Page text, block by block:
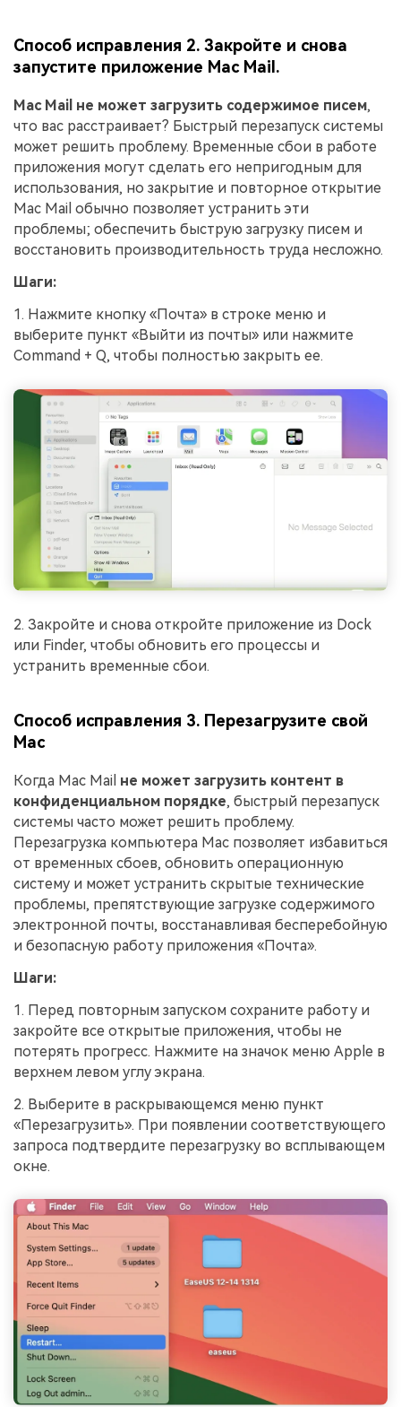
Способ исправления 2. Закройте и снова
запустите приложение Mac Mail.
Mac Mail не может загрузить содержимое писем,
что вас расстраивает? Быстрый перезапуск системы
может решить проблему. Временные сбои в работе
приложения могут сделать его непригодным для
использования, но закрытие и повторное открытие
Mac Mail обычно позволяет устранить эти
проблемы; обеспечить быструю загрузку писем и
восстановить производительность труда несложно.
Шаги:
1. Нажмите кнопку «Почта» в строке меню и
выберите пункт «Выйти из почты» или нажмите
Command + Q, чтобы полностью закрыть ее.
2. Закройте и снова откройте приложение из Dock
или Finder, чтобы обновить его процессы и
устранить временные сбои.
Способ исправления 3. Перезагрузите свой
Mac
Когда Mac Mail не может загрузить контент в
конфиденциальном порядке, быстрый перезапуск
системы часто может решить проблему.
Перезагрузка компьютера Mac позволяет избавиться
от временных сбоев, обновить операционную
систему и может устранить скрытые технические
проблемы, препятствующие загрузке содержимого
электронной почты, восстанавливая бесперебойную
и безопасную работу приложения «Почта».
Шаги:
1. Перед повторным запуском сохраните работу и
закройте все открытые приложения, чтобы не
потерять прогресс. Нажмите на значок меню Apple в
верхнем левом углу экрана.
2. Выберите в раскрывающемся меню пункт
«Перезагрузить». При появлении соответствующего
запроса подтвердите перезагрузку во всплывающем
окне.